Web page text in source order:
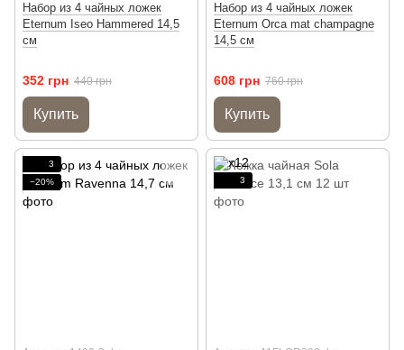
Набор из 4 чайных ложек
Eternum Iseo Hammered 14,5
см
352 грн 440 грн
Купить
Набор из 4 чайных ложек
Eternum Orca mat champagne
14,5 см
608 грн 760 грн
Купить
3
−20%
3